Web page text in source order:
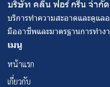
บริษัท คลีน ฟอร์ กรีน จํากัด
บริการทำความสะอาดและดูแล
มืออาชีพและมาตรฐานการทำง
เมนู
หน้าแรก
เกี่ยวกับ